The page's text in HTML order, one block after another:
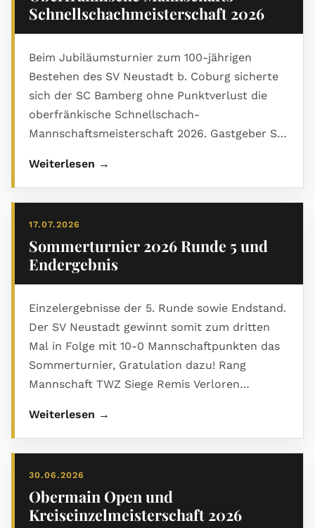
Schnellschachmeisterschaft 2026
Beim Jubiläumsturnier zum 100-jährigen
Bestehen des SV Neustadt b. Coburg sicherte
sich der SC Bamberg ohne Punktverlust die
oberfränkische Schnellschach-
Mannschaftsmeisterschaft 2026. Gastgeber SV
an den Kronacher SK. Den ausführlichen
Bericht mit Abschlusstabelle und vielen Bildern
Weiterlesen →
17.07.2026
Sommerturnier 2026 Runde 5 und
Endergebnis
Einzelergebnisse der 5. Runde sowie Endstand.
Der SV Neustadt gewinnt somit zum dritten
Mal in Folge mit 10-0 Mannschaftpunkten das
Sommerturnier, Gratulation dazu! Rang
Mannschaft TWZ Siege Remis Verloren
5 0 0 10 - 0 13.5 23.0 2 SG Sonneberg 1725 3 1 1
7 - 3 10.5 26.0 3 FC Nordhalben 1711 2 2 1 6 - 4
5 Kronacher SK 1936 2 1 2 5 - 5 11.0 27.0 6 TSV
Tettau 1740 2 1 2 5 - 5 11.0 17.0 7 SV Neustadt II
1619 2 1 2 5 - 5 10.0 25.0 8 SK Michelau 1755 1 2
Weiterlesen →
30.06.2026
Obermain Open und
Kreiseinzelmeisterschaft 2026